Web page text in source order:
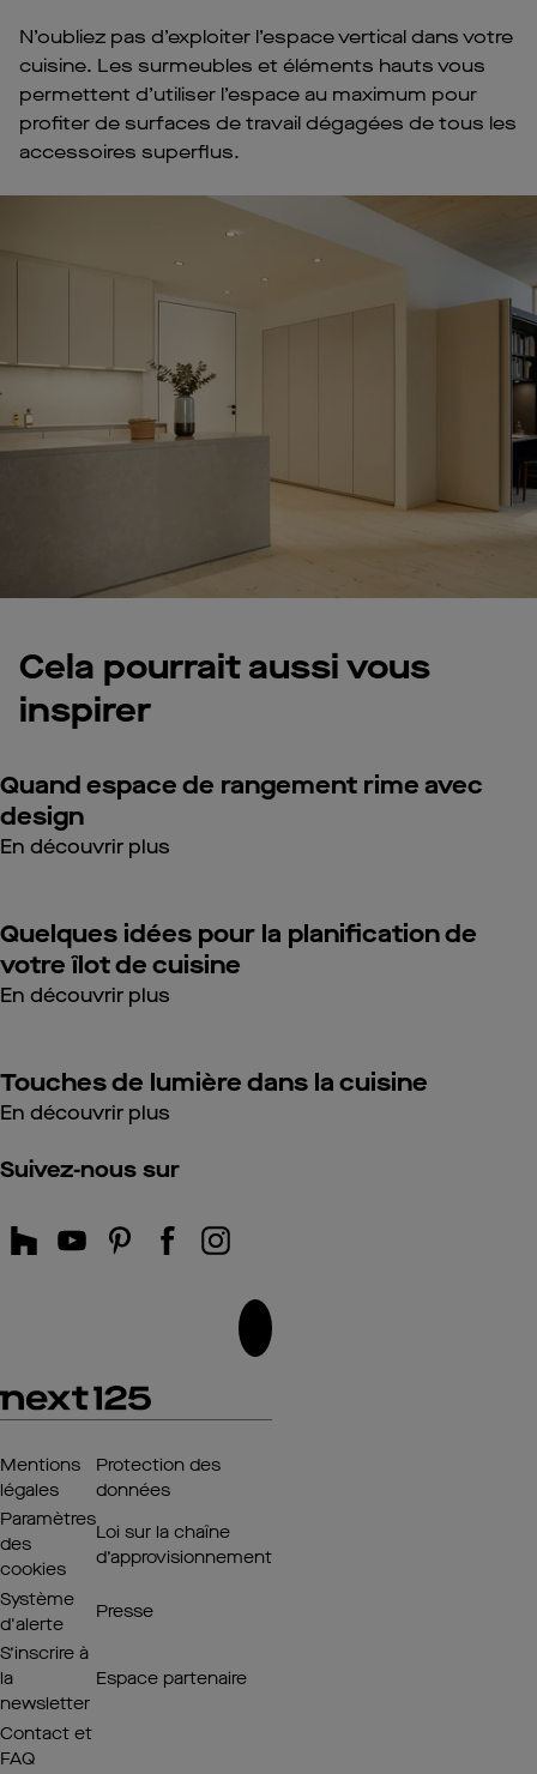
N’oubliez pas d’exploiter l’espace vertical dans votre
cuisine. Les surmeubles et éléments hauts vous
permettent d’utiliser l’espace au maximum pour
profiter de surfaces de travail dégagées de tous les
accessoires superflus.
Cela pourrait aussi vous
inspirer
Quand espace de rangement rime avec
design
En découvrir plus
Quelques idées pour la planification de
votre îlot de cuisine
En découvrir plus
Touches de lumière dans la cuisine
En découvrir plus
Mentions
légales
Protection des
données
Paramètres
des
cookies
Loi sur la chaîne
d’approvisionnement
Système
d'alerte
Presse
S’inscrire à
la
newsletter
Espace partenaire
Contact et
FAQ
Suivez-nous sur